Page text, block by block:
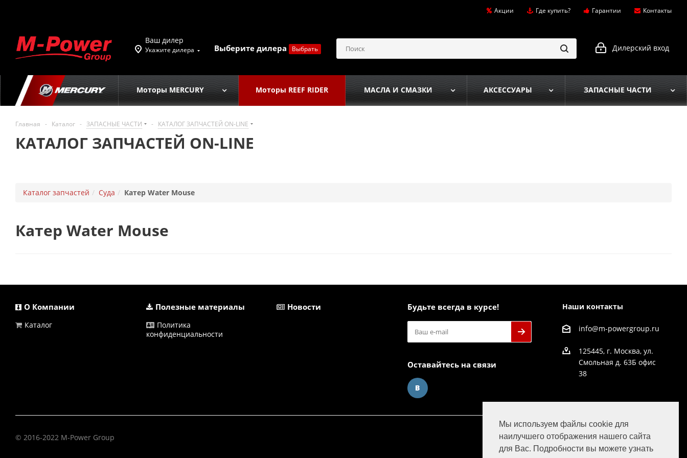
Мы используем файлы cookie для
наилучшего отображения нашего сайта
для Вас. Подробности вы можете узнать
Акции Где купить? Гарантии Контакты
Ваш дилер
Укажите дилера Выберите дилера Выбрать Дилерский вход
Моторы MERCURY Моторы REEF RIDER МАСЛА И СМАЗКИ АКСЕССУАРЫ ЗАПАСНЫЕ ЧАСТИ
Главная - Каталог - ЗАПАСНЫЕ ЧАСТИ - КАТАЛОГ ЗАПЧАСТЕЙ ON-LINE
КАТАЛОГ ЗАПЧАСТЕЙ ON-LINE
Каталог запчастей Суда Катер Water Mouse
Катер Water Mouse
О Компании
Каталог
Полезные материалы
Политика
конфиденциальности
Новости Будьте всегда в курсе!
Оставайтесь на связи
Наши контакты
info@m-powergroup.ru
125445, г. Москва, ул.
Смольная д. 63Б офис
38
© 2016-2022 M-Power Group